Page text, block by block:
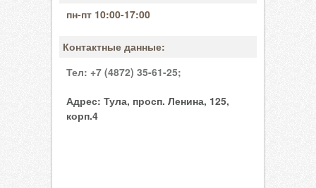
пн-пт 10:00-17:00
Контактные данные:
Тел: +7 (4872) 35-61-25;
Адрес: Тула, просп. Ленина, 125,
корп.4